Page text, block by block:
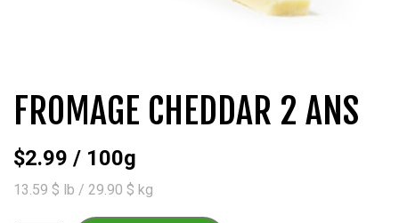
FROMAGE CHEDDAR 2 ANS
$2.99 / 100g
13.59 $ lb / 29.90 $ kg